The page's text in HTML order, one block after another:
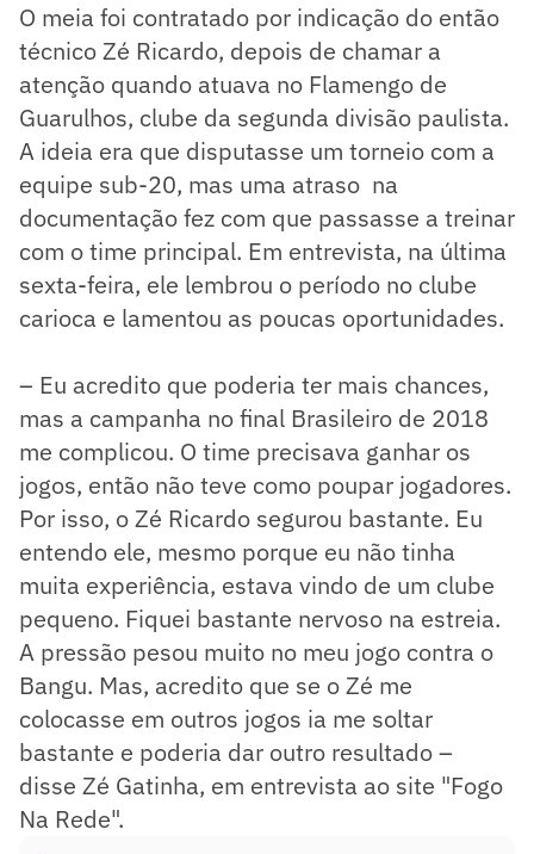
O meia foi contratado por indicação do então
técnico Zé Ricardo, depois de chamar a
atenção quando atuava no Flamengo de
Guarulhos, clube da segunda divisão paulista.
A ideia era que disputasse um torneio com a
equipe sub-20, mas uma atraso na
documentação fez com que passasse a treinar
com o time principal. Em entrevista, na última
sexta-feira, ele lembrou o período no clube
carioca e lamentou as poucas oportunidades.
– Eu acredito que poderia ter mais chances,
mas a campanha no final Brasileiro de 2018
me complicou. O time precisava ganhar os
jogos, então não teve como poupar jogadores.
Por isso, o Zé Ricardo segurou bastante. Eu
entendo ele, mesmo porque eu não tinha
muita experiência, estava vindo de um clube
pequeno. Fiquei bastante nervoso na estreia.
A pressão pesou muito no meu jogo contra o
Bangu. Mas, acredito que se o Zé me
colocasse em outros jogos ia me soltar
bastante e poderia dar outro resultado –
disse Zé Gatinha, em entrevista ao site "Fogo
Na Rede".